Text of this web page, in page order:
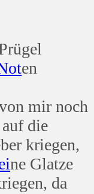
en
mir noch
die
kriegen,
ne Glatze
da